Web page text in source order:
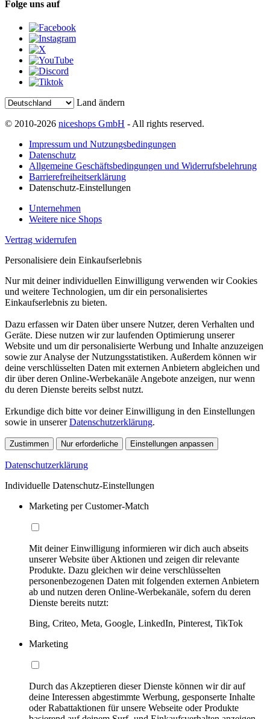
Folge uns auf
Land ändern
© 2010-2026 niceshops GmbH - All rights reserved.
Impressum und Nutzungsbedingungen
Datenschutz
Allgemeine Geschäftsbedingungen und Widerrufsbelehrung
Barrierefreiheitserklärung
Datenschutz-Einstellungen
Unternehmen
Weitere nice Shops
Vertrag widerrufen
Personalisiere dein Einkaufserlebnis
Nur mit deiner individuellen Einwilligung verwenden wir Cookies
und weitere Technologien, um dir ein personalisiertes
Einkaufserlebnis zu bieten.
Dazu erfassen wir Daten über unsere Nutzer, deren Verhalten und
Geräte. Diese nutzen wir zur laufenden Optimierung unserer
Website und um dir personalisierte Werbung und Inhalte anzuzeigen
sowie zur Analyse der Nutzungsstatistiken. Außerdem können wir
deine verschlüsselten Daten mit externen Anbietern abgleichen und
dir über deren Online-Werbekanäle Angebote anzeigen, nur wenn
du deren Dienste bereits selbst nutzt.
Erkundige dich bitte vor deiner Einwilligung in den Einstellungen
sowie in unsererDatenschutzerklärung.
Zustimmen Nur erforderliche Einstellungen anpassen
Datenschutzerklärung
Individuelle Datenschutz-Einstellungen
Marketing per Customer-Match
Mit deiner Einwilligung informieren wir dich auch abseits
unserer Website über Aktionen und zeigen dir relevante
Produkte. Dazu gleichen wir deine verschlüsselten
personenbezogenen Daten mit folgenden externen Anbietern
ab und nutzen deren Online-Werbekanäle, sofern du deren
Dienste bereits nutzt:
Bing, Criteo, Meta, Google, LinkedIn, Pinterest, TikTok
Marketing
Durch das Akzeptieren dieser Dienste können wir dir auf
deine Interessen abgestimmte Werbung, gesponserte Inhalte
oder Rabattaktionen für unsere Webseite oder Produkte